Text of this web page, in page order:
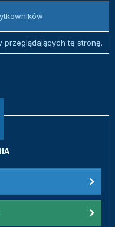
przeglądających tę stronę.